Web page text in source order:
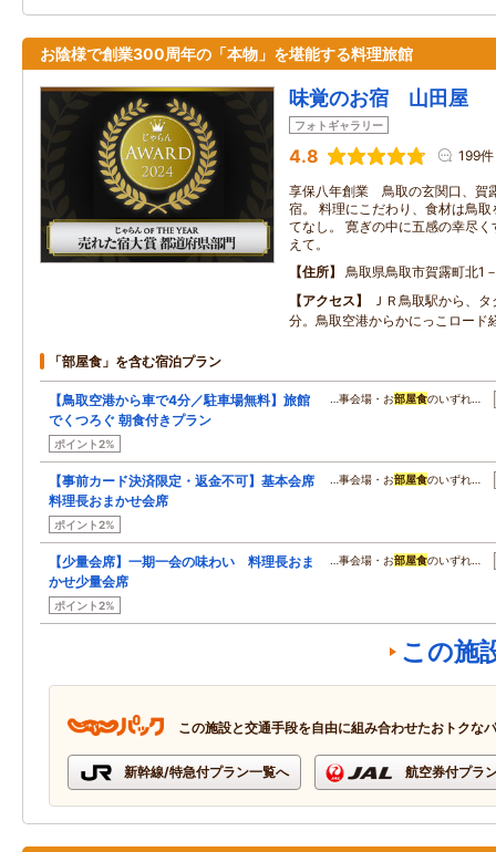
お陰様で創業300周年の「本物」を堪能する料理旅館
味覚のお宿 山田屋
フォトギャラリー
4.8 199件
享保八年創業 鳥取の玄関口、賀
宿。 料理にこだわり、食材は鳥
てなし。 寛ぎの中に五感の幸尽
えて。
住所
鳥取県鳥取市賀露町北1
アクセス
ＪＲ鳥取駅から、
分。鳥取空港からかにっこロード
「部屋食」を含む宿泊プラン
【鳥取空港から車で4分／駐車場無料】旅館
でくつろぐ 朝食付きプラン
ポイント2%
…事会場・お部屋食のいずれ…
【事前カード決済限定・返金不可】基本会席
料理長おまかせ会席
ポイント2%
…事会場・お部屋食のいずれ…
【少量会席】一期一会の味わい 料理長おま
かせ少量会席
ポイント2%
…事会場・お部屋食のいずれ…
この施
この施設と交通手段を自由に組み合わせたおトクな
新幹線/特急付プラン一覧へ 航空券付プラ